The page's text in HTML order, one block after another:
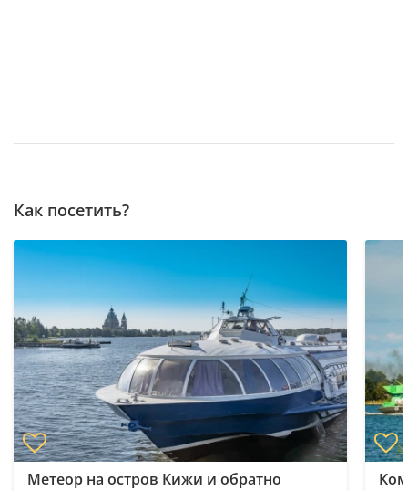
Как посетить?
Метеор на остров Кижи и обратно